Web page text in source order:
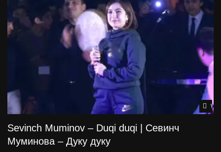
Sevinch Muminov – Duqi duqi | Севинч
Муминова – Дуку дуку